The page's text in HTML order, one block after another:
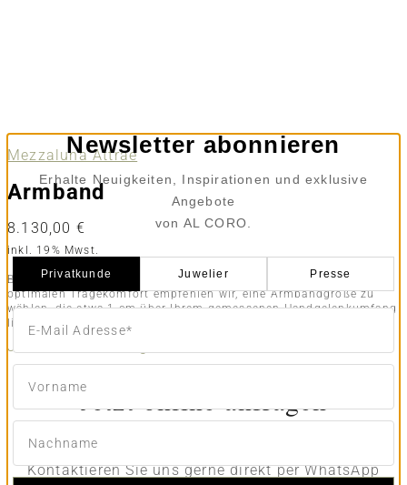
Mezzaluna Attrae
Armband
8.130,00 €
inkl. 19% Mwst.
Bitte messen Sie Ihren Handgelenkumfang eng anliegend. Für
optimalen Tragekomfort empfehlen wir, eine Armbandgröße zu
wählen, die etwa 1 cm über Ihrem gemessenen Handgelenkumfang
liegt.
Jetzt online anfragen
Jetzt online anfragen
Sie interessieren sich für dieses Schmuckstück?
Kontaktieren Sie uns gerne direkt per WhatsApp
Newsletter abonnieren
Erhalte Neuigkeiten, Inspirationen und exklusive
Angebote
von AL CORO.
Privatkunde Juwelier Presse